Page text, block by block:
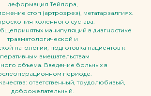
деформация Тейлора,
стоп (артроэрез), метатарзалгиях.
коленного сустава.
манипуляций в диагностике
травматологической и
патологии, подготовка пациентов к
вмешательствам
объема. Введение больных в
периоде.
ответственный, трудолюбивый,
доброжелательный.